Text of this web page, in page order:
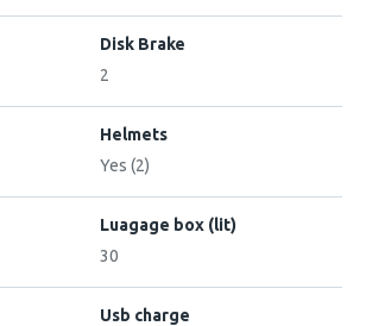
Disk Brake
2
Helmets
Yes (2)
Luagage box (lit)
30
Usb charge